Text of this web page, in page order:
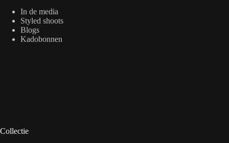
In de media
Styled shoots
Blogs
Kadobonnen
Collectie